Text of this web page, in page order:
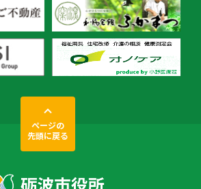
ページの
先頭に戻る